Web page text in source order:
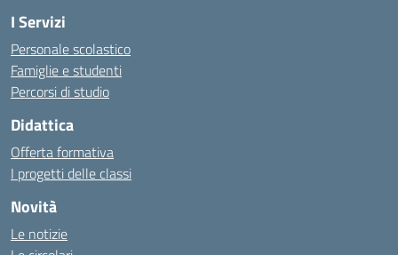
I Servizi
Personale scolastico
Famiglie e studenti
Percorsi di studio
Didattica
Offerta formativa
I progetti delle classi
Novità
Le notizie